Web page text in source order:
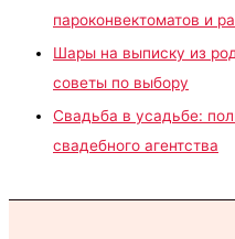
пароконвектоматов и
Шары на выписку из
советы по выбору
Свадьба в усадьбе:
свадебного агентства